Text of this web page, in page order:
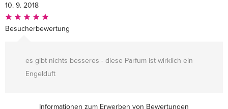
10. 9. 2018
Besucherbewertung
es gibt nichts besseres - diese Parfum ist wirklich ein
Engelduft
Informationen zum Erwerben von Bewertungen